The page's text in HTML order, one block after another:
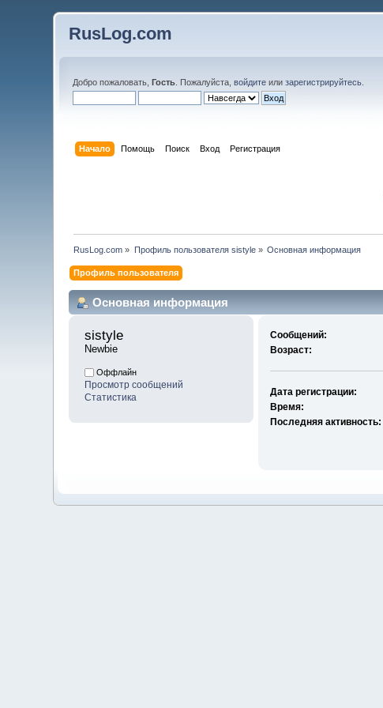
RusLog.com
Добро пожаловать,Гость . Пожалуйста,войдите илизарегистрируйтесь
Начало Помощь Поиск Вход Регистрация
RusLog.com » Профиль пользователя sistyle» Основная информация
Профиль пользователя
Основная информация
sistyle
Newbie
Оффлайн
Просмотр сообщений
Статистика
Сообщений:
Возраст:
Дата регистрации:
Время:
Последняя активность: